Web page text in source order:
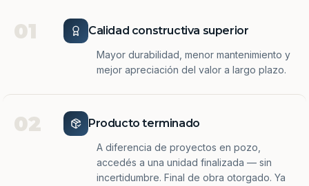
01 Calidad constructiva superior
Mayor durabilidad, menor mantenimiento y
mejor apreciación del valor a largo plazo.
02 Producto terminado
A diferencia de proyectos en pozo,
accedés a una unidad finalizada — sin
incertidumbre. Final de obra otorgado. Ya